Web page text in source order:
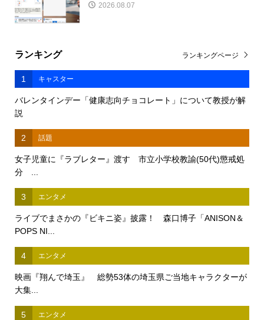
2026.08.07
ランキング
1 キャスター
バレンタインデー「健康志向チョコレート」について教授が解
説
2 話題
女子児童に『ラブレター』渡す 市立小学校教諭(50代)懲戒処
分 ...
3 エンタメ
ライブでまさかの『ビキニ姿』披露！ 森口博子「ANISON＆
POPS NI...
4 エンタメ
映画『翔んで埼玉』 総勢53体の埼玉県ご当地キャラクターが
大集...
5 エンタメ
ランキングページ